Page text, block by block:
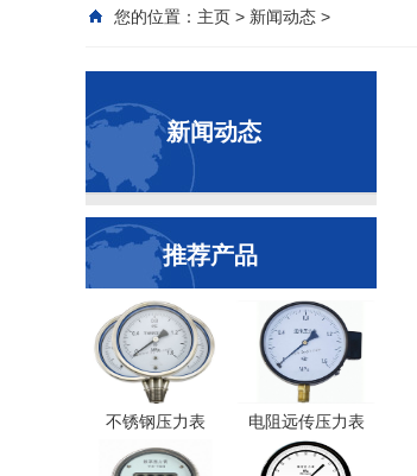
您的位置： 主页 > 新闻动态 >
新闻动态
推荐产品
不锈钢压力表 电阻远传压力表